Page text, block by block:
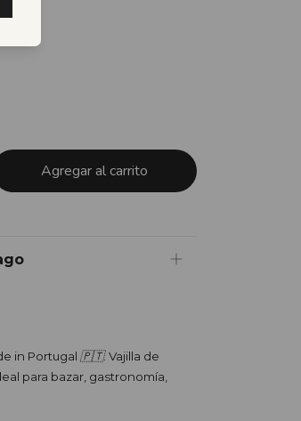
in Portugal 🇵🇹. Vajilla de
para bazar, gastronomía,